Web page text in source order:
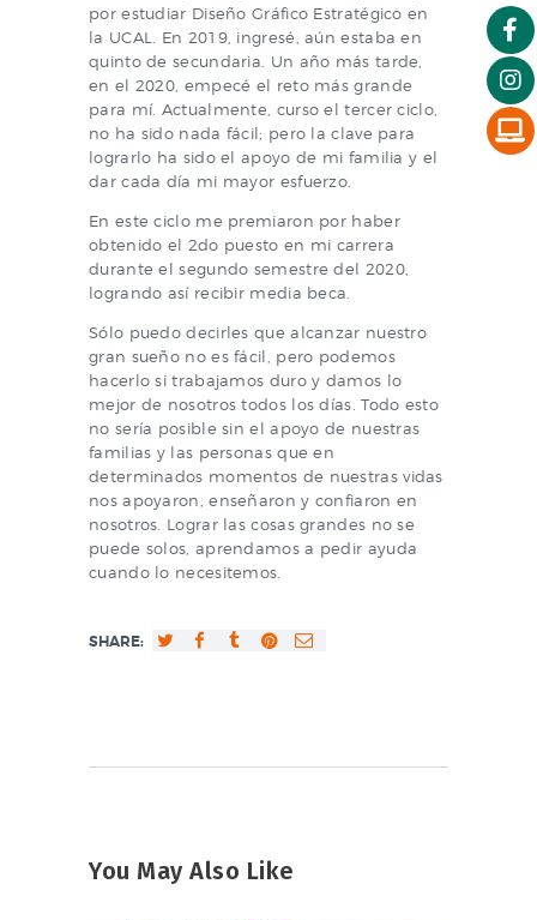
por estudiar Diseño Gráfico Estratégico en
la UCAL. En 2019, ingresé, aún estaba en
quinto de secundaria. Un año más tarde,
en el 2020, empecé el reto más grande
para mí. Actualmente, curso el tercer ciclo,
no ha sido nada fácil; pero la clave para
lograrlo ha sido el apoyo de mi familia y el
dar cada día mi mayor esfuerzo.
En este ciclo me premiaron por haber
obtenido el 2do puesto en mi carrera
durante el segundo semestre del 2020,
logrando así recibir media beca.
Sólo puedo decirles que alcanzar nuestro
gran sueño no es fácil, pero podemos
hacerlo si trabajamos duro y damos lo
mejor de nosotros todos los días. Todo esto
no sería posible sin el apoyo de nuestras
familias y las personas que en
determinados momentos de nuestras vidas
nos apoyaron, enseñaron y confiaron en
nosotros. Lograr las cosas grandes no se
puede solos, aprendamos a pedir ayuda
cuando lo necesitemos.
SHARE:
You May Also Like